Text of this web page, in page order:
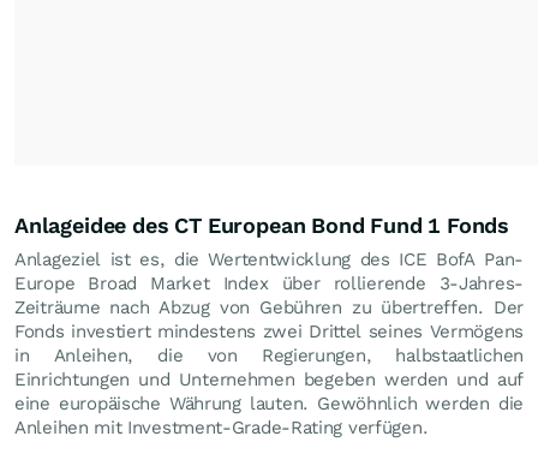
Anlageidee des CT European Bond Fund 1 Fonds
Anlageziel ist es, die Wertentwicklung des ICE BofA Pan-
Europe Broad Market Index über rollierende 3-Jahres-
Zeiträume nach Abzug von Gebühren zu übertreffen. Der
Fonds investiert mindestens zwei Drittel seines Vermögens
in Anleihen, die von Regierungen, halbstaatlichen
Einrichtungen und Unternehmen begeben werden und auf
eine europäische Währung lauten. Gewöhnlich werden die
Anleihen mit Investment-Grade-Rating verfügen.